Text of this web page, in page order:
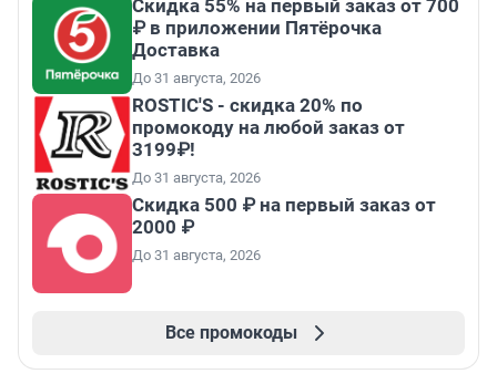
Скидка 55% на первый заказ от 700
₽ в приложении Пятёрочка
Доставка
До 31 августа, 2026
ROSTIC'S - скидка 20% по
промокоду на любой заказ от
3199₽!
До 31 августа, 2026
Скидка 500 ₽ на первый заказ от
2000 ₽
До 31 августа, 2026
Все промокоды